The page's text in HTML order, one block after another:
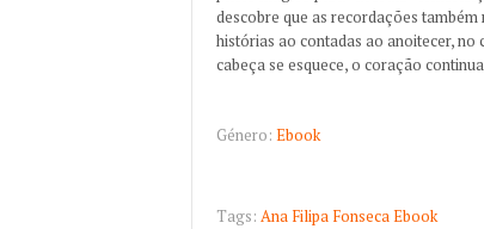
descobre que as recordações
histórias ao contadas ao anoitecer, no
cabeça se esquece, o coração
Género: Ebook
Tags: Ana Filipa FonsecaEbook